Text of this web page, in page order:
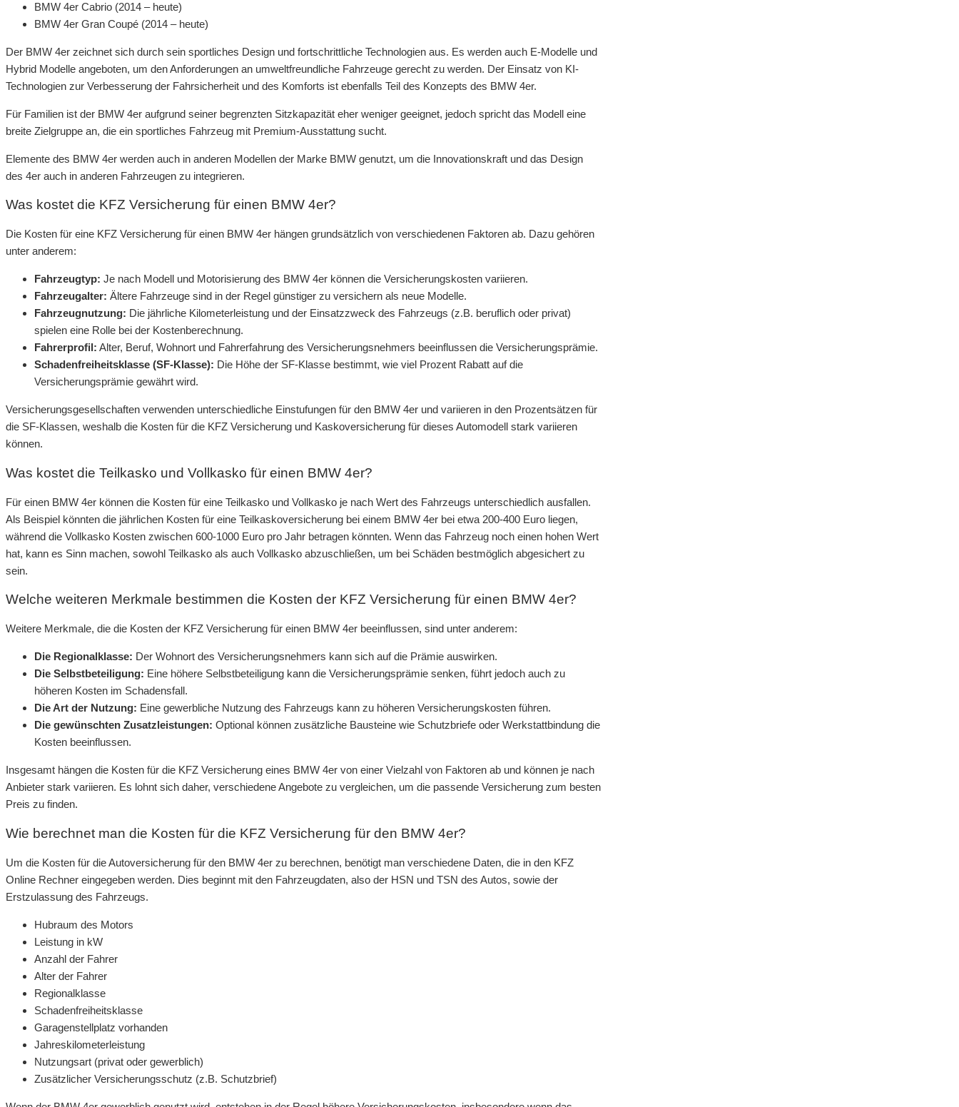
BMW 4er Cabrio (2014 – heute)
BMW 4er Gran Coupé (2014 – heute)
Der BMW 4er zeichnet sich durch sein sportliches Design und fortschrittliche Technologien aus. Es werden auch E-Modelle und
Hybrid Modelle angeboten, um den Anforderungen an umweltfreundliche Fahrzeuge gerecht zu werden. Der Einsatz von KI-
Technologien zur Verbesserung der Fahrsicherheit und des Komforts ist ebenfalls Teil des Konzepts des BMW 4er.
Für Familien ist der BMW 4er aufgrund seiner begrenzten Sitzkapazität eher weniger geeignet, jedoch spricht das Modell eine
breite Zielgruppe an, die ein sportliches Fahrzeug mit Premium-Ausstattung sucht.
Elemente des BMW 4er werden auch in anderen Modellen der Marke BMW genutzt, um die Innovationskraft und das Design
des 4er auch in anderen Fahrzeugen zu integrieren.
Was kostet die KFZ Versicherung für einen BMW 4er?
Die Kosten für eine KFZ Versicherung für einen BMW 4er hängen grundsätzlich von verschiedenen Faktoren ab. Dazu gehören
unter anderem:
Fahrzeugtyp: Je nach Modell und Motorisierung des BMW 4er können die Versicherungskosten variieren.
Fahrzeugalter: Ältere Fahrzeuge sind in der Regel günstiger zu versichern als neue Modelle.
Fahrzeugnutzung: Die jährliche Kilometerleistung und der Einsatzzweck des Fahrzeugs (z.B. beruflich oder privat)
spielen eine Rolle bei der Kostenberechnung.
Fahrerprofil: Alter, Beruf, Wohnort und Fahrerfahrung des Versicherungsnehmers beeinflussen die Versicherungsprämie.
Schadenfreiheitsklasse (SF-Klasse): Die Höhe der SF-Klasse bestimmt, wie viel Prozent Rabatt auf die
Versicherungsprämie gewährt wird.
Versicherungsgesellschaften verwenden unterschiedliche Einstufungen für den BMW 4er und variieren in den Prozentsätzen für
die SF-Klassen, weshalb die Kosten für die KFZ Versicherung und Kaskoversicherung für dieses Automodell stark variieren
können.
Was kostet die Teilkasko und Vollkasko für einen BMW 4er?
Für einen BMW 4er können die Kosten für eine Teilkasko und Vollkasko je nach Wert des Fahrzeugs unterschiedlich ausfallen.
Als Beispiel könnten die jährlichen Kosten für eine Teilkaskoversicherung bei einem BMW 4er bei etwa 200-400 Euro liegen,
während die Vollkasko Kosten zwischen 600-1000 Euro pro Jahr betragen könnten. Wenn das Fahrzeug noch einen hohen Wert
hat, kann es Sinn machen, sowohl Teilkasko als auch Vollkasko abzuschließen, um bei Schäden bestmöglich abgesichert zu
sein.
Welche weiteren Merkmale bestimmen die Kosten der KFZ Versicherung für einen BMW 4er?
Weitere Merkmale, die die Kosten der KFZ Versicherung für einen BMW 4er beeinflussen, sind unter anderem:
Die Regionalklasse: Der Wohnort des Versicherungsnehmers kann sich auf die Prämie auswirken.
Die Selbstbeteiligung: Eine höhere Selbstbeteiligung kann die Versicherungsprämie senken, führt jedoch auch zu
höheren Kosten im Schadensfall.
Die Art der Nutzung: Eine gewerbliche Nutzung des Fahrzeugs kann zu höheren Versicherungskosten führen.
Die gewünschten Zusatzleistungen: Optional können zusätzliche Bausteine wie Schutzbriefe oder Werkstattbindung die
Kosten beeinflussen.
Insgesamt hängen die Kosten für die KFZ Versicherung eines BMW 4er von einer Vielzahl von Faktoren ab und können je nach
Anbieter stark variieren. Es lohnt sich daher, verschiedene Angebote zu vergleichen, um die passende Versicherung zum besten
Preis zu finden.
Wie berechnet man die Kosten für die KFZ Versicherung für den BMW 4er?
Um die Kosten für die Autoversicherung für den BMW 4er zu berechnen, benötigt man verschiedene Daten, die in den KFZ
Online Rechner eingegeben werden. Dies beginnt mit den Fahrzeugdaten, also der HSN und TSN des Autos, sowie der
Erstzulassung des Fahrzeugs.
Hubraum des Motors
Leistung in kW
Anzahl der Fahrer
Alter der Fahrer
Regionalklasse
Schadenfreiheitsklasse
Garagenstellplatz vorhanden
Jahreskilometerleistung
Nutzungsart (privat oder gewerblich)
Zusätzlicher Versicherungsschutz (z.B. Schutzbrief)